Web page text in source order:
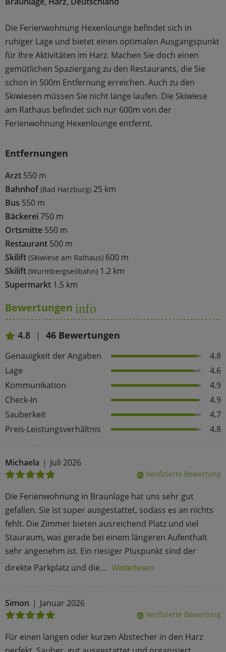
Die Ferienwohnung Hexenlounge befindet sich in
ruhiger Lage und bietet einen optimalen Ausgangspunkt
für Ihre Aktivitäten im Harz. Machen Sie doch einen
gemütlichen Spaziergang zu den Restaurants, die Sie
schon in 500m Entfernung erreichen. Auch zu den
Skiwiesen müssen Sie nicht lange laufen. Die Skiwiese
am Rathaus befindet sich nur 600m von der
Ferienwohnung Hexenlounge entfernt.
Entfernungen
Arzt 550 m
Bahnhof (Bad Harzburg) 25 km
Bus 550 m
Bäckerei 750 m
Ortsmitte 550 m
Restaurant 500 m
Skilift (Skiwiese am Rathaus) 600 m
Skilift (Wurmbergseilbahn) 1.2 km
Supermarkt 1.5 km
Bewertungen info
4.8 46 Bewertungen
Genauigkeit der Angaben
4.8
Lage
4.6
Kommunikation
4.9
Check-In
4.9
Sauberkeit
4.7
Preis-Leistungsverhältnis
4.8
Michaela Juli 2026
doneVerifizierte Bewertung
Die Ferienwohnung in Braunlage hat uns sehr gut
gefallen. Sie ist super ausgestattet, sodass es an nichts
fehlt. Die Zimmer bieten ausreichend Platz und viel
Stauraum, was gerade bei einem längeren Aufenthalt
sehr angenehm ist. Ein riesiger Pluspunkt sind der
direkte Parkplatz und die…
Weiterlesen
Simon Januar 2026
doneVerifizierte Bewertung
Für einen langen oder kurzen Abstecher in den Harz